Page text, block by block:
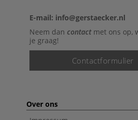
E-mail: info@gerstaecker.nl
Neem dan contactmet ons op,
je graag!
Contactformulier
Over ons